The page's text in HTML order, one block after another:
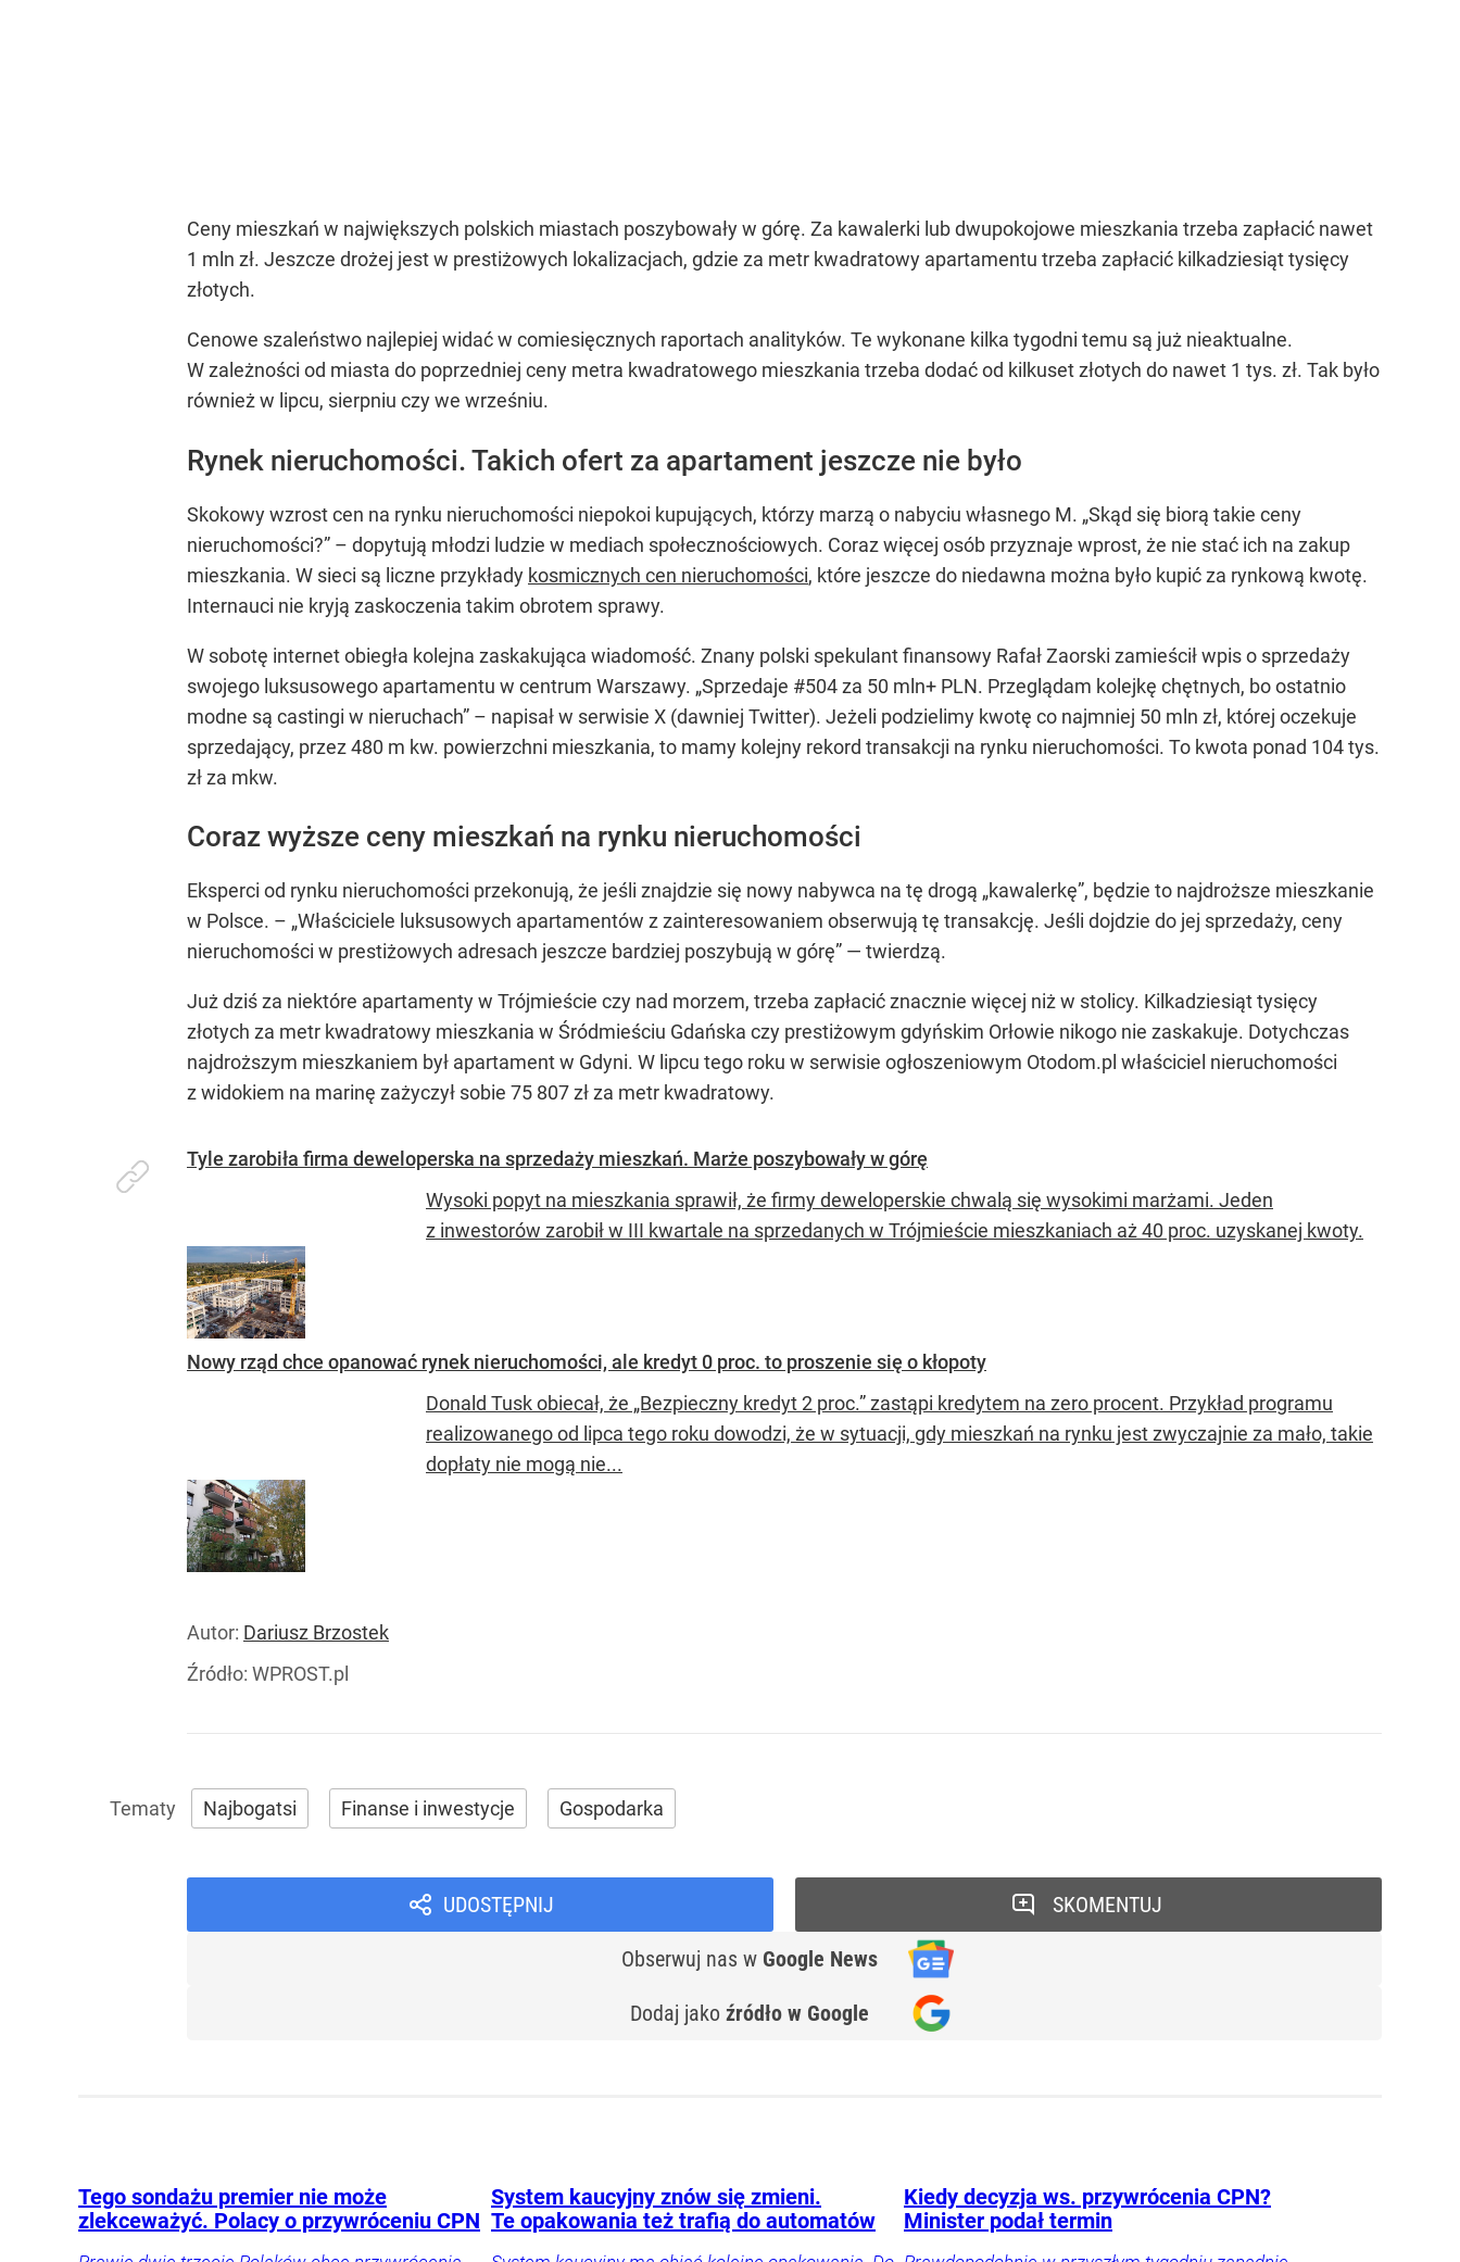
Ceny mieszkań w największych polskich miastach poszybowały w górę. Za kawalerki lub dwupokojowe mieszkania trzeba zapłacić nawet
1 mln zł. Jeszcze drożej jest w prestiżowych lokalizacjach, gdzie za metr kwadratowy apartamentu trzeba zapłacić kilkadziesiąt tysięcy
złotych.
Cenowe szaleństwo najlepiej widać w comiesięcznych raportach analityków. Te wykonane kilka tygodni temu są już nieaktualne.
W zależności od miasta do poprzedniej ceny metra kwadratowego mieszkania trzeba dodać od kilkuset złotych do nawet 1 tys. zł. Tak było
również w lipcu, sierpniu czy we wrześniu.
Rynek nieruchomości. Takich ofert za apartament jeszcze nie było
Skokowy wzrost cen na rynku nieruchomości niepokoi kupujących, którzy marzą o nabyciu własnego M. „Skąd się biorą takie ceny
nieruchomości?” – dopytują młodzi ludzie w mediach społecznościowych. Coraz więcej osób przyznaje wprost, że nie stać ich na zakup
mieszkania. W sieci są liczne przykłady kosmicznych cen nieruchomości, które jeszcze do niedawna można było kupić za rynkową kwotę.
Internauci nie kryją zaskoczenia takim obrotem sprawy.
W sobotę internet obiegła kolejna zaskakująca wiadomość. Znany polski spekulant finansowy Rafał Zaorski zamieścił wpis o sprzedaży
swojego luksusowego apartamentu w centrum Warszawy. „Sprzedaje #504 za 50 mln+ PLN. Przeglądam kolejkę chętnych, bo ostatnio
modne są castingi w nieruchach” – napisał w serwisie X (dawniej Twitter). Jeżeli podzielimy kwotę co najmniej 50 mln zł, której oczekuje
sprzedający, przez 480 m kw. powierzchni mieszkania, to mamy kolejny rekord transakcji na rynku nieruchomości. To kwota ponad 104 tys.
zł za mkw.
Coraz wyższe ceny mieszkań na rynku nieruchomości
Eksperci od rynku nieruchomości przekonują, że jeśli znajdzie się nowy nabywca na tę drogą „kawalerkę”, będzie to najdroższe mieszkanie
w Polsce. – „Właściciele luksusowych apartamentów z zainteresowaniem obserwują tę transakcję. Jeśli dojdzie do jej sprzedaży, ceny
nieruchomości w prestiżowych adresach jeszcze bardziej poszybują w górę” — twierdzą.
Już dziś za niektóre apartamenty w Trójmieście czy nad morzem, trzeba zapłacić znacznie więcej niż w stolicy. Kilkadziesiąt tysięcy
złotych za metr kwadratowy mieszkania w Śródmieściu Gdańska czy prestiżowym gdyńskim Orłowie nikogo nie zaskakuje. Dotychczas
najdroższym mieszkaniem był apartament w Gdyni. W lipcu tego roku w serwisie ogłoszeniowym Otodom.pl właściciel nieruchomości
z widokiem na marinę zażyczył sobie 75 807 zł za metr kwadratowy.
Tyle zarobiła firma deweloperska na sprzedaży mieszkań. Marże poszybowały w górę
Wysoki popyt na mieszkania sprawił, że firmy deweloperskie chwalą się wysokimi marżami. Jeden
z inwestorów zarobił w III kwartale na sprzedanych w Trójmieście mieszkaniach aż 40 proc. uzyskanej kwoty.
Nowy rząd chce opanować rynek nieruchomości, ale kredyt 0 proc. to proszenie się o kłopoty
Donald Tusk obiecał, że „Bezpieczny kredyt 2 proc.” zastąpi kredytem na zero procent. Przykład programu
realizowanego od lipca tego roku dowodzi, że w sytuacji, gdy mieszkań na rynku jest zwyczajnie za mało, takie
dopłaty nie mogą nie...
Autor: Dariusz Brzostek
Źródło: WPROST.pl
Najbogatsi Finanse i inwestycje Gospodarka
UDOSTĘPNIJ
Obserwuj nas w Google News
Dodaj jako źródło w Google
SKOMENTUJ
Tego sondażu premier nie może
zlekceważyć. Polacy o przywróceniu CPN
System kaucyjny znów się zmieni.
Te opakowania też trafią do automatów
Kiedy decyzja ws. przywrócenia CPN?
Minister podał termin